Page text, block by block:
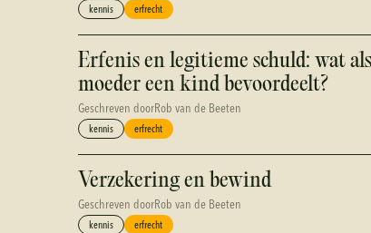
kennis erfrecht
Erfenis en legitieme schuld: wat als
moeder een kind bevoordeelt?
Geschreven doorRob van de Beeten
kennis erfrecht
Verzekering en bewind
Geschreven doorRob van de Beeten
kennis erfrecht